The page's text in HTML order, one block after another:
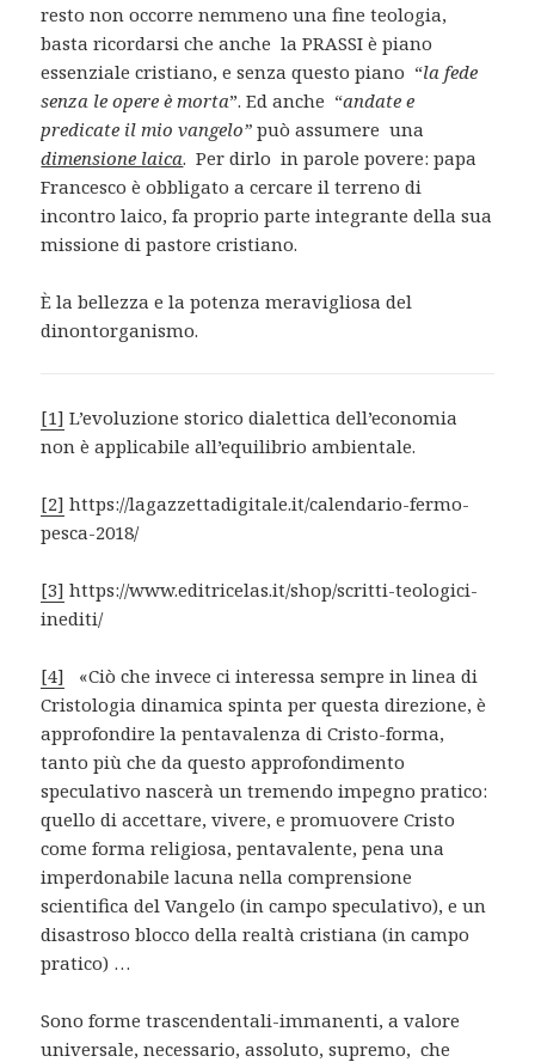
resto non occorre nemmeno una fine teologia,
basta ricordarsi che anche la PRASSI è piano
essenziale cristiano, e senza questo piano “la fede
senza le opere è morta”. Ed anche “andate e
predicate il mio vangelo” può assumere una
dimensione laica. Per dirlo in parole povere: papa
Francesco è obbligato a cercare il terreno di
incontro laico, fa proprio parte integrante della sua
missione di pastore cristiano.
È la bellezza e la potenza meravigliosa del
dinontorganismo.
[1] L’evoluzione storico dialettica dell’economia
non è applicabile all’equilibrio ambientale.
[2] https://lagazzettadigitale.it/calendario-fermo-
pesca-2018/
[3] https://www.editricelas.it/shop/scritti-teologici-
inediti/
[4] «Ciò che invece ci interessa sempre in linea di
Cristologia dinamica spinta per questa direzione, è
approfondire la pentavalenza di Cristo-forma,
tanto più che da questo approfondimento
speculativo nascerà un tremendo impegno pratico:
quello di accettare, vivere, e promuovere Cristo
come forma religiosa, pentavalente, pena una
imperdonabile lacuna nella comprensione
scientifica del Vangelo (in campo speculativo), e un
disastroso blocco della realtà cristiana (in campo
pratico) …
Sono forme trascendentali-immanenti, a valore
universale, necessario, assoluto, supremo, che